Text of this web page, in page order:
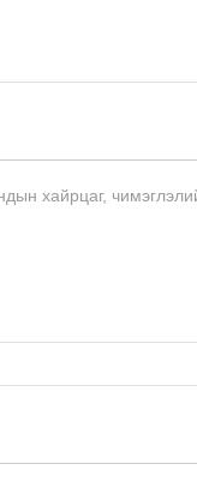
хайрцаг,